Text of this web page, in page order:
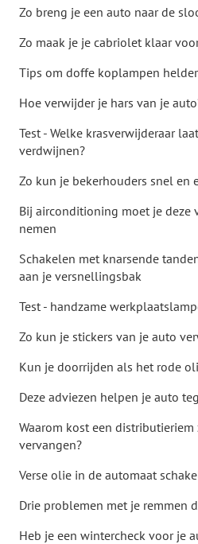
Zo breng je een auto naar de
Zo maak je je cabriolet klaar
Tips om doffe koplampen
Hoe verwijder je hars van je
Test - Welke krasverwijderaar
verdwijnen?
Zo kun je bekerhouders snel en
Bij airconditioning moet je deze
nemen
Schakelen met knarsende
aan je versnellingsbak
Test - handzame
Zo kun je stickers van je auto
Kun je doorrijden als het rode
Deze adviezen helpen je auto
Waarom kost een
vervangen?
Verse olie in de automaat
Drie problemen met je remmen
Heb je een wintercheck voor je